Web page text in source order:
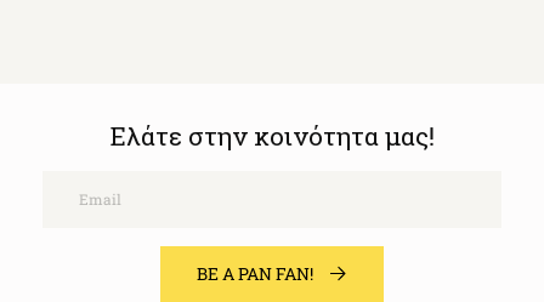
Ελάτε στην κοινότητα μας!
BE A PAN FAN!